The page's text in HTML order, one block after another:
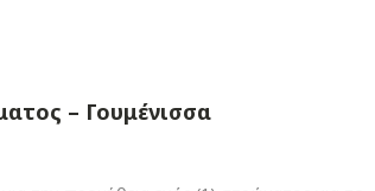
– Γουμένισσα